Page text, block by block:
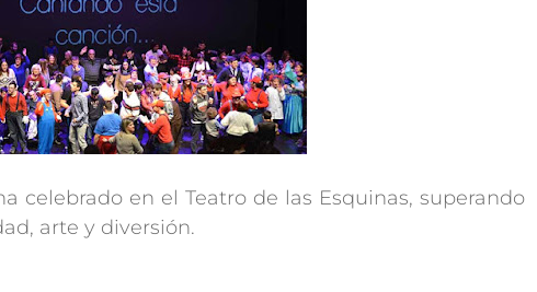
celebrado en el Teatro de las Esquinas, superando
arte y diversión.